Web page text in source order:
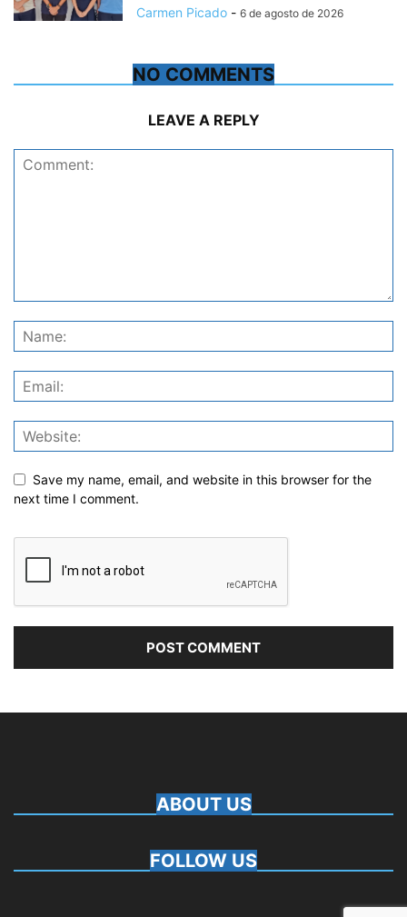
Carmen Picado - 6 de agosto de 2026
NO COMMENTS
LEAVE A REPLY
Save my name, email, and website in this browser for the
next time I comment.
ABOUT US
FOLLOW US